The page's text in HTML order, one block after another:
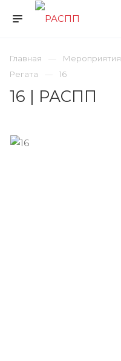
Главная Мероприятия
Регата
16
16 | РАСПП